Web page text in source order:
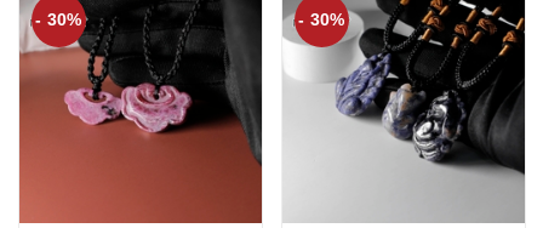
- 30% - 30%